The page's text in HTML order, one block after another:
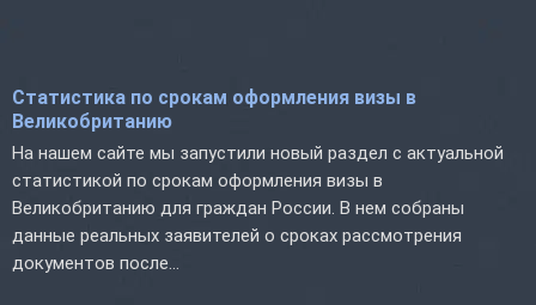
Статистика по срокам оформления визы в
Великобританию
На нашем сайте мы запустили новый раздел с актуальной
статистикой по срокам оформления визы в
Великобританию для граждан России. В нем собраны
данные реальных заявителей о сроках рассмотрения
документов после...